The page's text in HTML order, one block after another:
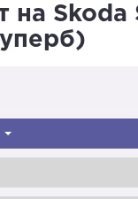
на Skoda